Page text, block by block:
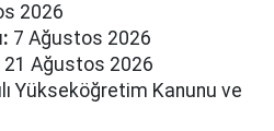
2026
7 Ağustos 2026
21 Ağustos 2026
Yükseköğretim Kanunu ve